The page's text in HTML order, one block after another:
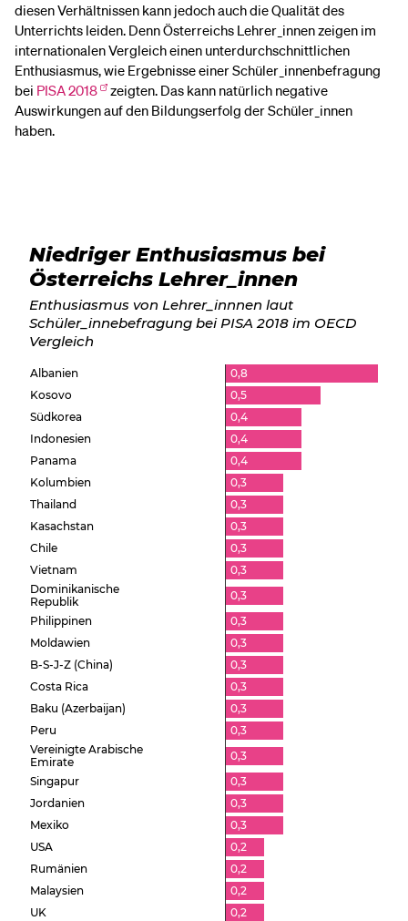
diesen Verhältnissen kann jedoch auch die Qualität des
Unterrichts leiden. Denn Österreichs Lehrer_innen zeigen im
internationalen Vergleich einen unterdurchschnittlichen
Enthusiasmus, wie Ergebnisse einer Schüler_innenbefragung
bei PISA 2018
zeigten. Das kann natürlich negative
Auswirkungen auf den Bildungserfolg der Schüler_innen
haben.